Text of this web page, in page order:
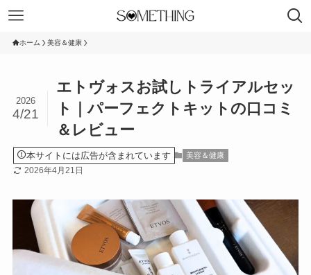
ホーム 美容＆健康
エトヴォスお試しトライアルセッ
ト｜パーフェクトキットの口コミ
＆レビュー
2026
4/21
本サイトには広告が含まれています 美容＆健康
2026年4月21日